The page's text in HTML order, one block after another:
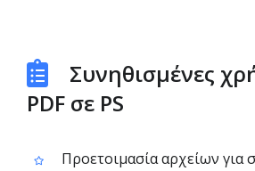
Συνηθισμένες
PDF σε PS
Προετοιμασία αρχείων για